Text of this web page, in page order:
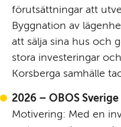
förutsättningar att
Byggnation av
att sälja sina hus och
stora investeringar
Korsberga samhälle
2026 – OBOS Sverige
Motivering: Med en